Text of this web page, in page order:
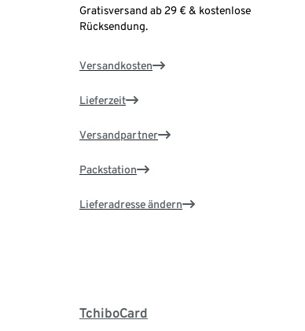
Gratisversand ab 29 € & kostenlose
Rücksendung.
Versandkosten
Lieferzeit
Versandpartner
Packstation
Lieferadresse ändern
TchiboCard